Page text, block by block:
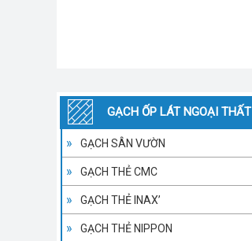
GẠCH ỐP LÁT NGOẠI THẤT
GẠCH SÂN VƯỜN
GẠCH THẺ CMC
GẠCH THẺ INAX’
GẠCH THẺ NIPPON